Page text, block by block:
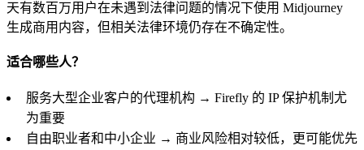
天有数百万用户在未遇到法律问题的情况下使用 Midjourney
生成商用内容，但相关法律环境仍存在不确定性。
适合哪些人？
服务大型企业客户的代理机构 → Firefly 的 IP 保护机制尤
为重要
自由职业者和中小企业 → 商业风险相对较低，更可能优先